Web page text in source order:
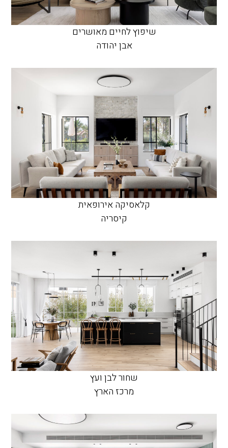
שיפוץ לחיים מאושרים
אבן יהודה
קלאסיקה אירופאית
קיסריה
שחור לבן ועץ
מרכז הארץ